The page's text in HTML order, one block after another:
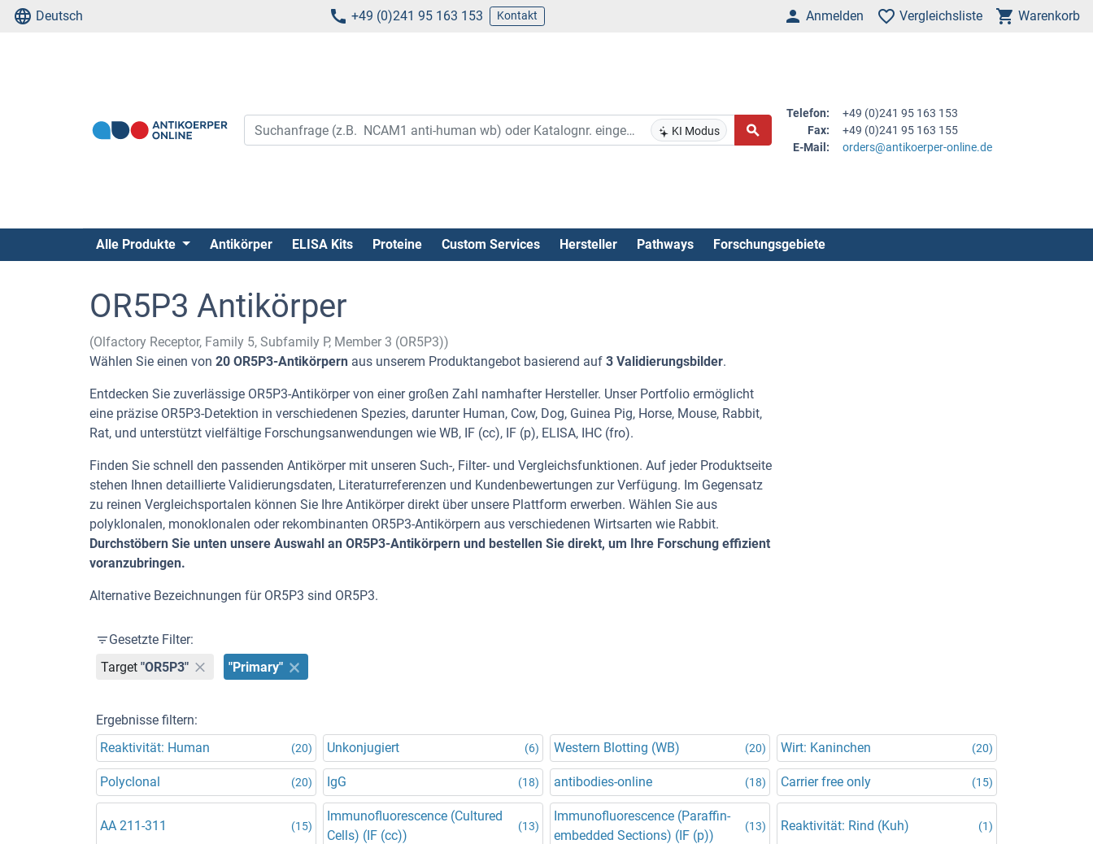
Deutsch +49 (0)241 95 163 153 Kontakt Anmelden Vergleichsliste Warenkorb
KI Modus
Telefon:
+49 (0)241 95 163 153
Fax:
+49 (0)241 95 163 155
E-Mail:
orders@antikoerper-online.de
Alle Produkte Antikörper ELISA Kits Proteine Custom Services Hersteller Pathways Forschungsgebiete
OR5P3 Antikörper
(Olfactory Receptor, Family 5, Subfamily P, Member 3 (OR5P3))
Wählen Sie einen von 20 OR5P3-Antikörpern aus unserem Produktangebot basierend auf 3 Validierungsbilder.
Entdecken Sie zuverlässige OR5P3-Antikörper von einer großen Zahl namhafter Hersteller. Unser Portfolio ermöglicht
eine präzise OR5P3-Detektion in verschiedenen Spezies, darunter Human, Cow, Dog, Guinea Pig, Horse, Mouse, Rabbit,
Rat, und unterstützt vielfältige Forschungsanwendungen wie WB, IF (cc), IF (p), ELISA, IHC (fro).
Finden Sie schnell den passenden Antikörper mit unseren Such-, Filter- und Vergleichsfunktionen. Auf jeder Produktseite
stehen Ihnen detaillierte Validierungsdaten, Literaturreferenzen und Kundenbewertungen zur Verfügung. Im Gegensatz
zu reinen Vergleichsportalen können Sie Ihre Antikörper direkt über unsere Plattform erwerben. Wählen Sie aus
polyklonalen, monoklonalen oder rekombinanten OR5P3-Antikörpern aus verschiedenen Wirtsarten wie Rabbit.
Durchstöbern Sie unten unsere Auswahl an OR5P3-Antikörpern und bestellen Sie direkt, um Ihre Forschung effizient
voranzubringen.
Alternative Bezeichnungen für OR5P3 sind OR5P3.
Gesetzte Filter:
Target "OR5P3" "Primary"
Ergebnisse filtern:
Reaktivität: Human
(20) Unkonjugiert (6) Western Blotting (WB) (20) Wirt: Kaninchen (20)
Polyclonal (20) IgG (18) antibodies-online (18) Carrier free only (15)
AA 211-311 (15)
Immunofluorescence (Cultured
Cells) (IF (cc))
(13)
Immunofluorescence (Paraffin-
embedded Sections) (IF (p))
(13) Reaktivität: Rind (Kuh) (1)